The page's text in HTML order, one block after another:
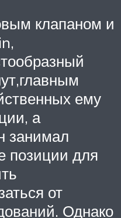
клапаном и
ему
а
занимал
позиции для
от
Однако